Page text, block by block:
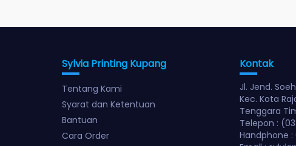
Sylvia Printing Kupang
Tentang Kami
Syarat dan Ketentuan
Bantuan
Cara Order
Kontak
Jl. Jend.
Kec. Kota
Tenggara
Telepon :
Handphone :